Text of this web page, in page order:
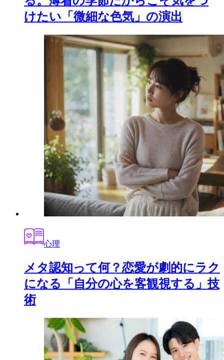
けたい「微細な色気」の演出
心理
メタ認知って何？恋愛が劇的にラク
になる「自分の心を客観視する」技
術